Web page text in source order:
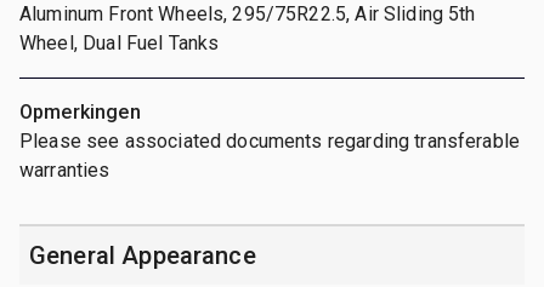
Aluminum Front Wheels, 295/75R22.5, Air Sliding 5th
Wheel, Dual Fuel Tanks
Opmerkingen
Please see associated documents regarding transferable
warranties
General Appearance